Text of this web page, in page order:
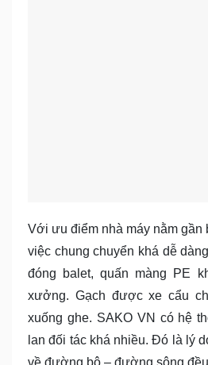
Với ưu điểm nhà máy nằm gần
việc chung chuyển khá dễ
đóng balet, quấn màng PE
xưởng. Gạch được xe cẩu
xuống ghe. SAKO VN có hệ
lan đối tác khá nhiều. Đó là lý